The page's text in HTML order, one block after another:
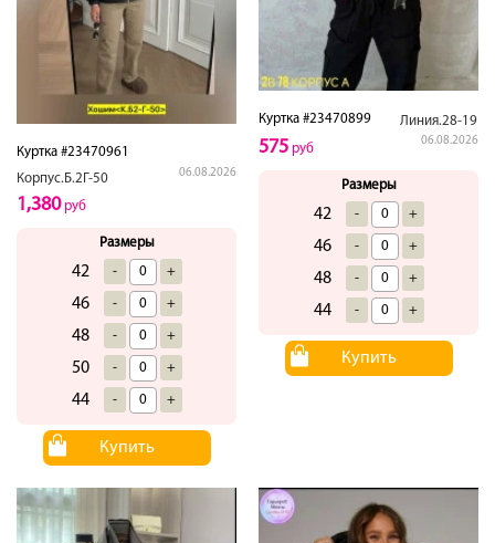
Куртка #23470961
Корпус.Б.2Г-50
06.08.2026
1,380руб
Размеры
42 - +
46 - +
48 - +
50 - +
44 - +
Купить
Куртка #23470899 Линия.28-19
06.08.2026
575 руб
Размеры
42 - +
46 - +
48 - +
44 - +
Купить